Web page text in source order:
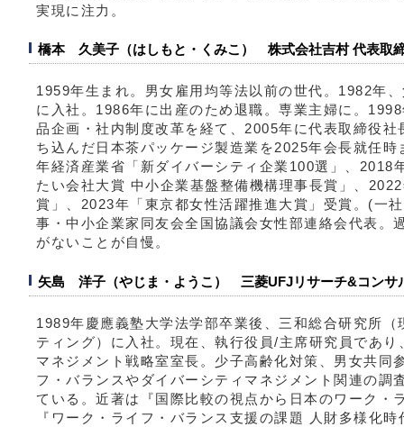
実現に注力。
橋本 久美子（はしもと・くみこ） 株式会社吉村 代表取
1959年生まれ。男女雇用均等法以前の世代。1982年
に入社。1986年に出産のため退職。専業主婦に。
品企画・社内制度改革を経て、2005年に代表取締役
ち込んだ日本茶パッケージ製造業を2025年会長就任
年経済産業省「新ダイバーシティ企業100選」、2018
たい会社大賞 中小企業基盤整備機構理事長賞」、
賞」、2023年「東京都女性活躍推進大賞」受賞。(一
事・中小企業家同友会全国協議会女性部連絡会代表。
がないことが自慢。
矢島 洋子（やじま・ようこ） 三菱UFJリサーチ&コンサ
1989年慶應義塾大学法学部卒業後、三和総合研究所
ティング）に入社。現在、執行役員/主席研究員であ
マネジメント戦略室室長。少子高齢化対策、男女共同
フ・バランスやダイバーシティマネジメント関連の調
ている。近著は『国際比較の視点から日本のワーク・
『ワーク・ライフ・バランス支援の課題 人財多様化